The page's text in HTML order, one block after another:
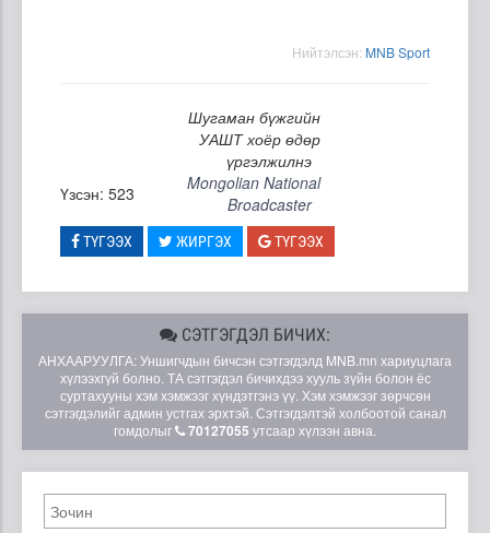
Нийтэлсэн: MNB Sport
Шугаман бүжгийн
УАШТ хоёр өдөр
үргэлжилнэ
Үзсэн: 523
Mongolian National
Broadcaster
ТҮГЭЭХ ЖИРГЭХ ТҮГЭЭХ
СЭТГЭГДЭЛ БИЧИХ:
АНХААРУУЛГА: Уншигчдын бичсэн сэтгэгдэлд MNB.mn хариуцлага
хүлээхгүй болно. ТА сэтгэгдэл бичихдээ хууль зүйн болон ёс
суртахууны хэм хэмжээг хүндэтгэнэ үү. Хэм хэмжээг зөрчсөн
сэтгэгдэлийг админ устгах эрхтэй. Сэтгэгдэлтэй холбоотой санал
гомдолыг
70127055 утсаар хүлээн авна.